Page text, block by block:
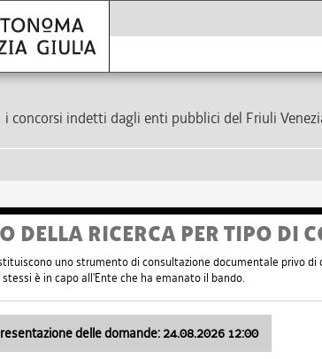
i concorsi indetti dagli enti pubblici del Friuli
DELLA RICERCA PER TIPO DI
uno strumento di consultazione documentale privo di
è in capo all'Ente che ha emanato il bando.
delle domande: 24.08.2026 12:00